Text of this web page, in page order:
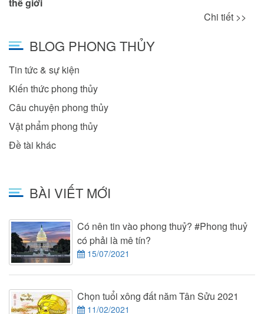
BLOG PHONG THỦY
Tin tức & sự kiện
Kiến thức phong thủy
Câu chuyện phong thủy
Vật phẩm phong thủy
Đề tài khác
BÀI VIẾT MỚI
Có nên tin vào phong thuỷ? #Phong thuỷ
có phải là mê tín?
15/07/2021
Chọn tuổi xông đất năm Tân Sửu 2021
11/02/2021
thế giới
Chi tiết >>